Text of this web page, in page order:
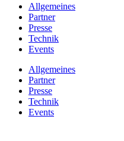
Allgemeines
Partner
Presse
Technik
Events
Allgemeines
Partner
Presse
Technik
Events